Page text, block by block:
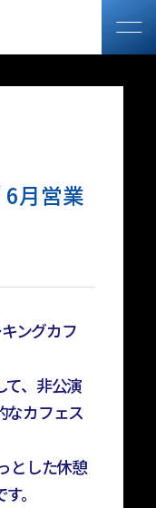
6月営業
ングカフ
て、非公演
なカフェス
とした休憩
。